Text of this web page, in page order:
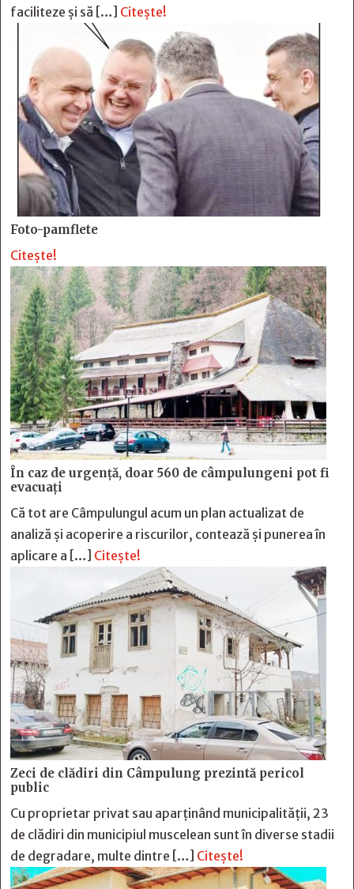
faciliteze și să […] Citește!
Foto-pamflete
Citește!
În caz de urgență, doar 560 de câmpulungeni pot fi
evacuați
Că tot are Câmpulungul acum un plan actualizat de
analiză și acoperire a riscurilor, contează și punerea în
aplicare a […] Citește!
Zeci de clădiri din Câmpulung prezintă pericol
public
Cu proprietar privat sau aparținând municipalității, 23
de clădiri din municipiul muscelean sunt în diverse stadii
de degradare, multe dintre […] Citește!